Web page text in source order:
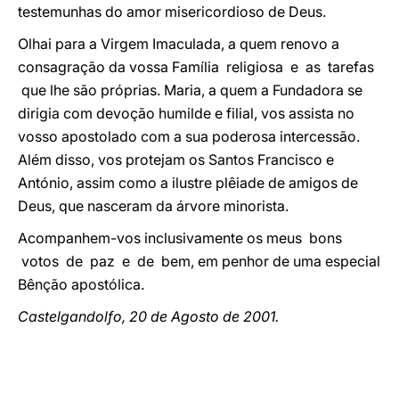
testemunhas do amor misericordioso de Deus.
Olhai para a Virgem Imaculada, a quem renovo a
consagração da vossa Família religiosa e as tarefas
que lhe são próprias. Maria, a quem a Fundadora se
dirigia com devoção humilde e filial, vos assista no
vosso apostolado com a sua poderosa intercessão.
Além disso, vos protejam os Santos Francisco e
António, assim como a ilustre plêiade de amigos de
Deus, que nasceram da árvore minorista.
Acompanhem-vos inclusivamente os meus bons
votos de paz e de bem, em penhor de uma especial
Bênção apostólica.
Castelgandolfo, 20 de Agosto de 2001.